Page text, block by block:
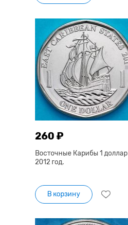
260 ₽
Восточные Карибы 1 доллар
2012 год.
В корзину